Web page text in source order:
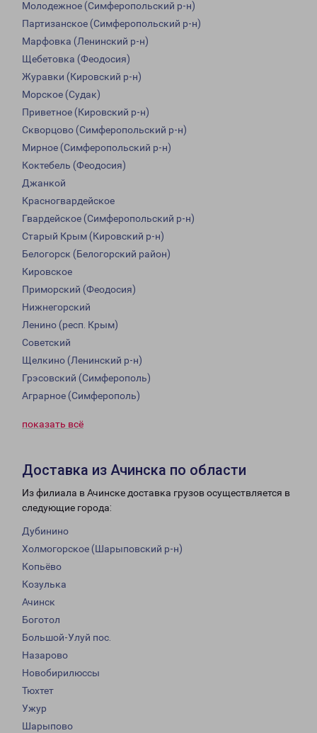
Молодежное (Симферопольский р-н)
Партизанское (Симферопольский р-н)
Марфовка (Ленинский р-н)
Щебетовка (Феодосия)
Журавки (Кировский р-н)
Морское (Судак)
Приветное (Кировский р-н)
Скворцово (Симферопольский р-н)
Мирное (Симферопольский р-н)
Коктебель (Феодосия)
Джанкой
Красногвардейское
Гвардейское (Симферопольский р-н)
Старый Крым (Кировский р-н)
Белогорск (Белогорский район)
Кировское
Приморский (Феодосия)
Нижнегорский
Ленино (респ. Крым)
Советский
Щелкино (Ленинский р-н)
Грэсовский (Симферополь)
Аграрное (Симферополь)
показать всё
Доставка из Ачинска по области
Из филиала в Ачинске доставка грузов осуществляется в
следующие города:
Дубинино
Холмогорское (Шарыповский р-н)
Копьёво
Козулька
Ачинск
Боготол
Большой-Улуй пос.
Назарово
Новобирилюссы
Тюхтет
Ужур
Шарыпово